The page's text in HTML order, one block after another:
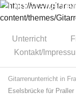
Dipl.-
Unterricht
Kontakt/
Gitarrenunterricht in
Eselsbrücke für Praller